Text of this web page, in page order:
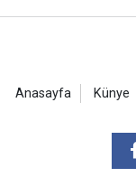
Anasayfa Künye